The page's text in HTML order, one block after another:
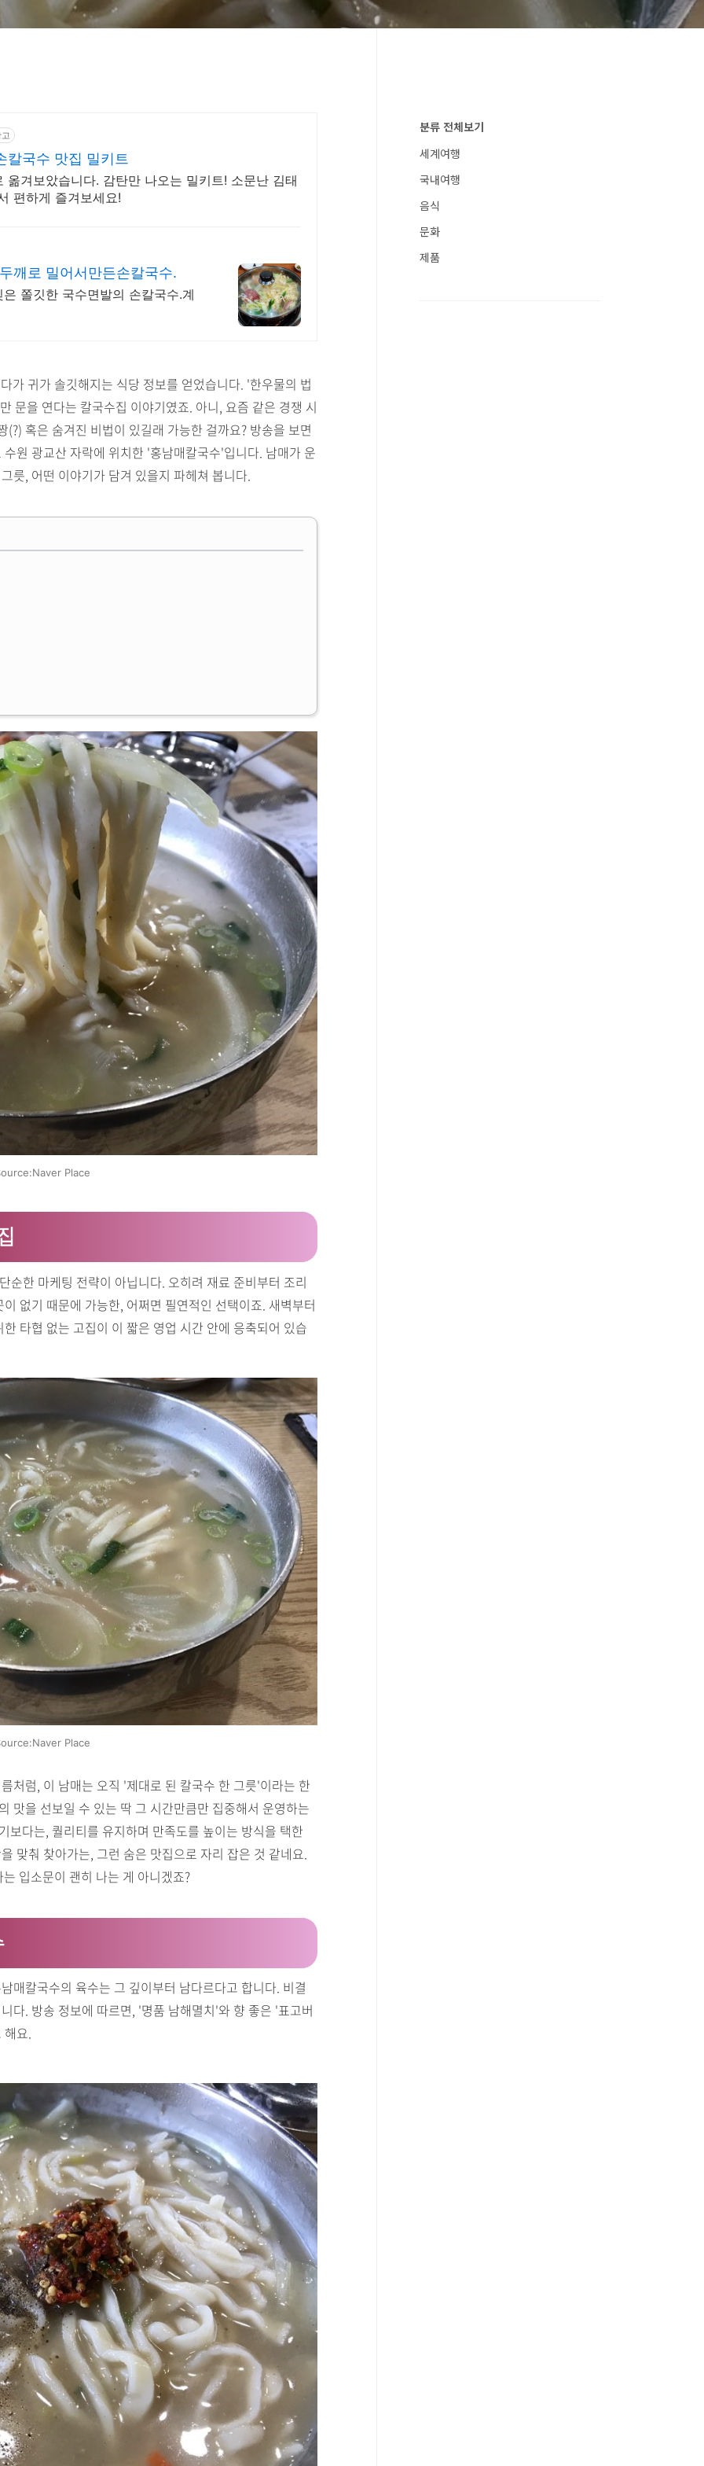
칼국수 맛집 밀키트
겨보았습니다. 감탄만 나오는 밀키트! 소문난 김태
편하게 즐겨보세요!
깨로 밀어서만든손칼국수.
쫄깃한 국수면발의 손칼국수.계
가 귀가 솔깃해지는 식당 정보를 얻었습니다. '한우물의 법
문을 연다는 칼국수집 이야기였죠. 아니, 요즘 같은 경쟁 시
혹은 숨겨진 비법이 있길래 가능한 걸까요? 방송을 보면
원 광교산 자락에 위치한 '홍남매칼국수'입니다. 남매가 운
릇, 어떤 이야기가 담겨 있을지 파헤쳐 봅니다.
Place
한 마케팅 전략이 아닙니다. 오히려 재료 준비부터 조리
없기 때문에 가능한, 어쩌면 필연적인 선택이죠. 새벽부터
타협 없는 고집이 이 짧은 영업 시간 안에 응축되어 있습
Place
처럼, 이 남매는 오직 '제대로 된 칼국수 한 그릇'이라는 한
맛을 선보일 수 있는 딱 그 시간만큼만 집중해서 운영하는
보다는, 퀄리티를 유지하며 만족도를 높이는 방식을 택한
맞춰 찾아가는, 그런 숨은 맛집으로 자리 잡은 것 같네요.
입소문이 괜히 나는 게 아니겠죠?
매칼국수의 육수는 그 깊이부터 남다르다고 합니다. 비결
다. 방송 정보에 따르면, '명품 남해멸치'와 향 좋은 '표고버
해요.
분류 전체보기
세계여행
국내여행
음식
문화
제품